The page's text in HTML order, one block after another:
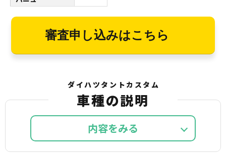
審査申し込みはこちら
ダイハツタントカスタム
車種の説明
内容を